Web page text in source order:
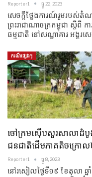
Reporter1 ធ្នូ 22, 2023
សេចក្តីថ្លែងការណ៍រួមរបស់
ព្រះរាជាណាចក្រកម្ពុជា ស្តីពី
ធម្មជាតិ នៅសណ្ឋាគារ អង្គរ
ករណីផ្សេងៗ
ចៅក្រមស៊ើបសួរសាលាដំបូង
ជនជាតិដើមភាគតិចក្រោ
Reporter1 ធ្នូ 8, 2023
នៅរសៀលថ្ងៃទី១៩ ខែតុលា ឆ្